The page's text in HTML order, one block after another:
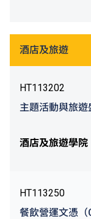
酒店及旅遊
HT113202
主題活動與旅遊
酒店及旅遊學院
HT113250
餐飲營運文憑（